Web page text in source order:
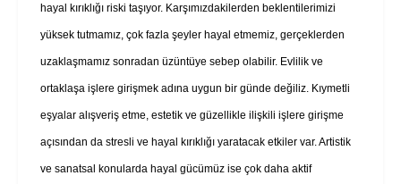
hayal kırıklığı riski taşıyor. Karşımızdakilerden beklentilerimizi
yüksek tutmamız, çok fazla şeyler hayal etmemiz, gerçeklerden
uzaklaşmamız sonradan üzüntüye sebep olabilir. Evlilik ve
ortaklaşa işlere girişmek adına uygun bir günde değiliz. Kıymetli
eşyalar alışveriş etme, estetik ve güzellikle ilişkili işlere girişme
açısından da stresli ve hayal kırıklığı yaratacak etkiler var. Artistik
ve sanatsal konularda hayal gücümüz ise çok daha aktif